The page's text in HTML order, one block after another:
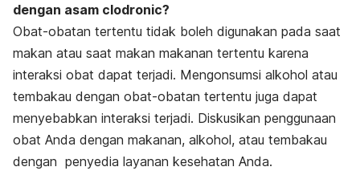
dengan asam clodronic?
Obat-obatan tertentu tidak boleh digunakan pada saat
makan atau saat makan makanan tertentu karena
interaksi obat dapat terjadi. Mengonsumsi alkohol atau
tembakau dengan obat-obatan tertentu juga dapat
menyebabkan interaksi terjadi. Diskusikan penggunaan
obat Anda dengan makanan, alkohol, atau tembakau
dengan penyedia layanan kesehatan Anda.